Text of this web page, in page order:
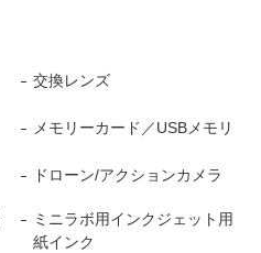
交換レンズ
メモリーカード／USBメモリ
ドローン/アクションカメラ
ミニラボ用インクジェット用
紙インク